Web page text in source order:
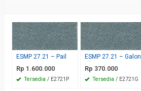
ESMP 27.21 – Pail
Rp 1.600.000
Tersedia / E2721P
ESMP 27.21 – Galon
Rp 370.000
Tersedia / E2721G